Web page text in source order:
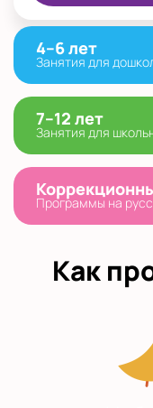
4–6 лет
Занятия для
7–12 лет
Занятия для
Программы на
Как